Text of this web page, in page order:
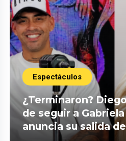
Espectáculos
¿Terminaron?
de seguir a
anuncia su salida